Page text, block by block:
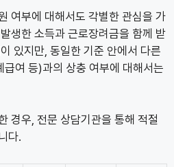
여부에 대해서도 각별한 관심을 가
생한 소득과 근로장려금을 함께 받
있지만, 동일한 기준 안에서 다른
여 등)과의 상충 여부에 대해서는
경우, 전문 상담기관을 통해 적절
다.